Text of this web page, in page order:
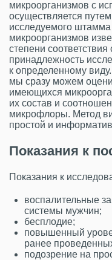
микроорганизмов с
осуществляется
исследуемого
микроорганизмов
степени
принадлежность
к определенному
мы сразу можем
имеющихся
их состав и
микрофлоры. Метод
простой и
Показания к
Показания к
воспалительные
системы мужчин;
бесплодие;
повышенный
ранее
подозрение на